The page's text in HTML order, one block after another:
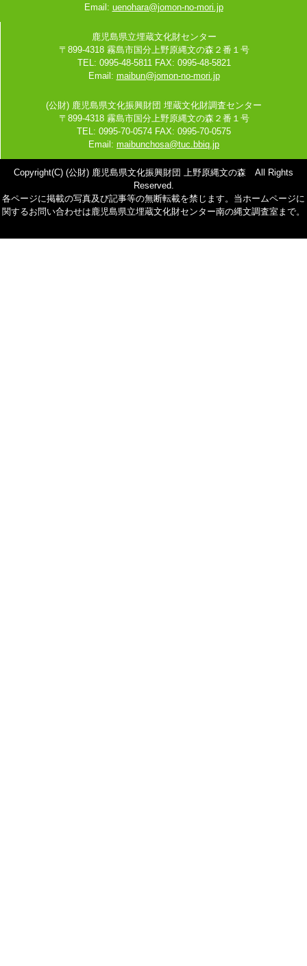
Email: uenohara@jomon-no-mori.jp
鹿児島県立埋蔵文化財センター
〒899-4318 霧島市国分上野原縄文の森２番１号
TEL: 0995-48-5811 FAX: 0995-48-5821
Email: maibun@jomon-no-mori.jp
(公財) 鹿児島県文化振興財団 埋蔵文化財調査センター
〒899-4318 霧島市国分上野原縄文の森２番１号
TEL: 0995-70-0574 FAX: 0995-70-0575
Email: maibunchosa@tuc.bbiq.jp
Copyright(C) (公財) 鹿児島県文化振興財団 上野原縄文の森 All Rights
Reserved.
各ページに掲載の写真及び記事等の無断転載を禁じます。当ホームページに
関するお問い合わせは鹿児島県立埋蔵文化財センター南の縄文調査室まで。